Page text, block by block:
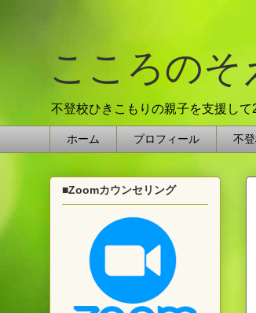
こころの
不登校ひきこもりの親子を支援して
ホーム プロフィール 不
■Zoomカウンセリング